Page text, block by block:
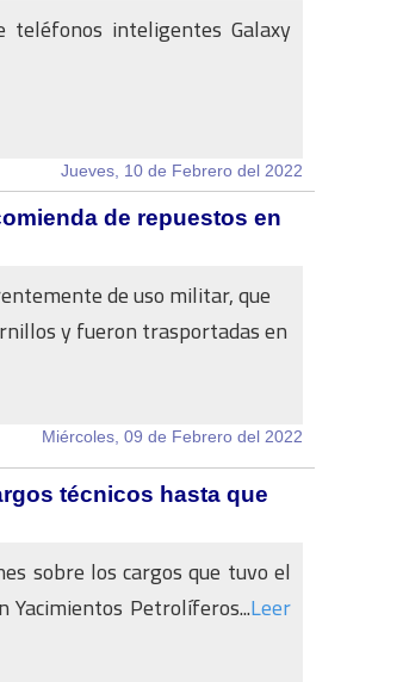
inteligentes Galaxy
Jueves, 10 de Febrero del 2022
de repuestos en
de uso militar, que
y fueron trasportadas en
Miércoles, 09 de Febrero del 2022
técnicos hasta que
sobre los cargos que tuvo el
Petrolíferos...Leer